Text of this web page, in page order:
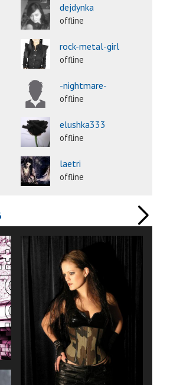
dejdynka
offline
rock-metal-girl
offline
-nightmare-
offline
elushka333
offline
laetri
offline